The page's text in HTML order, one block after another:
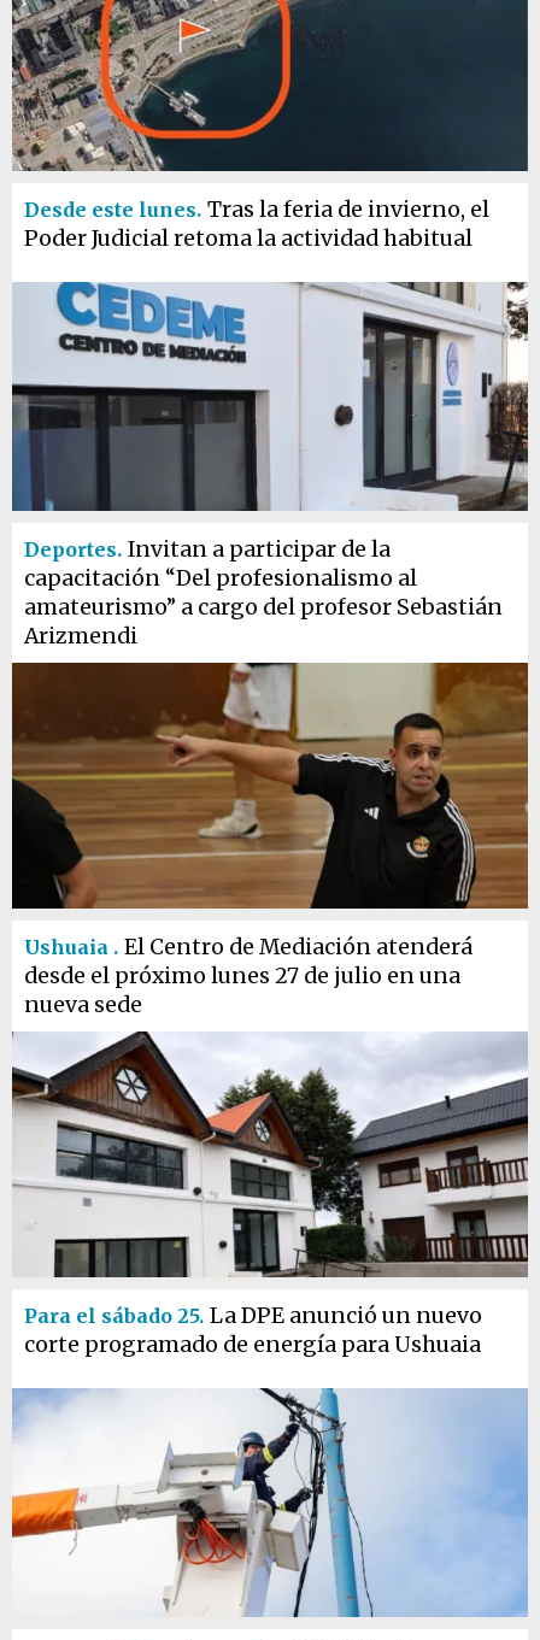
Desde este lunes. Tras la feria de invierno, el
Poder Judicial retoma la actividad habitual
Deportes. Invitan a participar de la
capacitación “Del profesionalismo al
amateurismo” a cargo del profesor Sebastián
Arizmendi
Ushuaia . El Centro de Mediación atenderá
desde el próximo lunes 27 de julio en una
nueva sede
Para el sábado 25. La DPE anunció un nuevo
corte programado de energía para Ushuaia